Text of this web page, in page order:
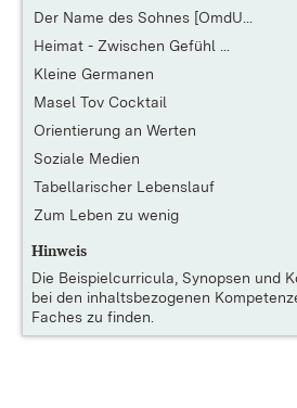
Der Name des Sohnes [OmdU...
Heimat - Zwischen Gefühl ...
Kleine Germanen
Masel Tov Cocktail
Orientierung an Werten
Soziale Medien
Tabellarischer Lebenslauf
Zum Leben zu wenig
Hinweis
Die Beispielcurricula, Synopsen und
bei den inhaltsbezogenen
Faches zu finden.